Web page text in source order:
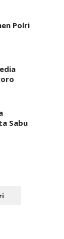
Polri
Sabu